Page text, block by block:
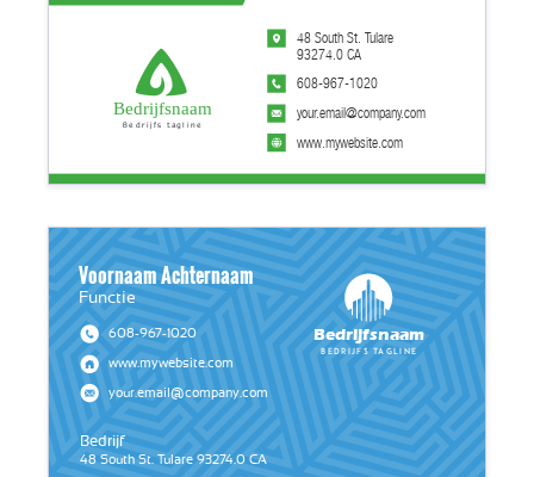
www.mywebsite.com
608-967-1020
your.email@company.com
48 South St. Tulare
93274.0 CA
Bedrijfsnaam
Bedrijfs tagline
your.email@company.com
Bedrijf
48 South St. Tulare 93274.0 CA
608-967-1020
www.mywebsite.com
Functie
Voornaam Achternaam
Bedrijfsnaam
Bedrijfs tagline